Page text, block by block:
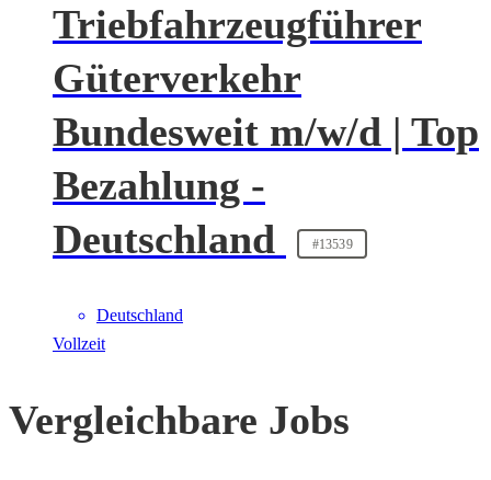
Triebfahrzeugführer
Güterverkehr
Bundesweit m/w/d | Top
Bezahlung -
Deutschland
#13539
Deutschland
Vollzeit
Vergleichbare Jobs